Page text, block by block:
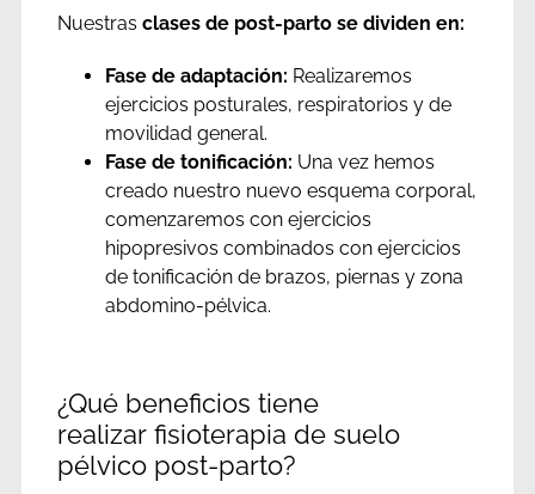
Nuestras clases de post-parto se dividen en:
Fase de adaptación: Realizaremos
ejercicios posturales, respiratorios y de
movilidad general.
Fase de tonificación: Una vez hemos
creado nuestro nuevo esquema corporal,
comenzaremos con ejercicios
hipopresivos combinados con ejercicios
de tonificación de brazos, piernas y zona
abdomino-pélvica.
¿Qué beneficios tiene
realizar fisioterapia de suelo
pélvico post-parto?